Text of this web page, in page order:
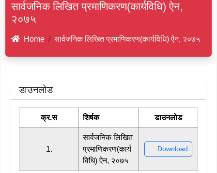
सार्वजनिक लिखित प्रमाणिकरण(कार्यविधि) ऐन,
२०७५
Home सार्वजनिक लिखित प्रमाणिकरण(कार्यविधि) ऐन, २०७५
डाउनलोड
क्र.स शिर्षक डाउनलोड
1.
सार्वजनिक लिखित
प्रमाणिकरण(कार्य
विधि) ऐन, २०७५
Download